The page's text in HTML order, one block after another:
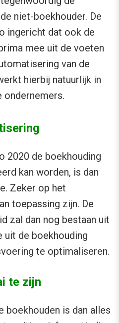
niet-boekhouder. De
ingericht dat ook de
mee uit de voeten
van de
hierbij natuurlijk in
ondernemers.
2020 de boekhouding
kan worden, is dan
Zeker op het
toepassing zijn. De
zal dan nog bestaan uit
de boekhouding
te optimaliseren.
te zijn
boekhouden is dan alles